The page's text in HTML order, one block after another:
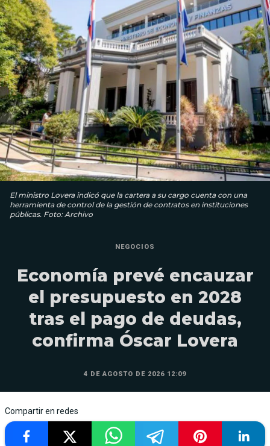
El ministro Lovera indicó que la cartera a su cargo cuenta con una
herramienta de control de la gestión de contratos en instituciones
públicas. Foto: Archivo
NEGOCIOS
Economía prevé encauzar
el presupuesto en 2028
tras el pago de deudas,
confirma Óscar Lovera
4 DE AGOSTO DE 2026 12:09
Compartir en redes